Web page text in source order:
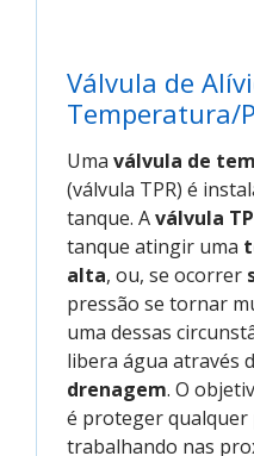
Válvula de
Temperatura/
Uma válvula de
(válvula TPR) é
tanque. Aválvula
tanque atingir uma
alta, ou, se ocorrer
pressão se tornar
uma dessas
libera água através
drenagem. O
é proteger qualquer
trabalhando nas